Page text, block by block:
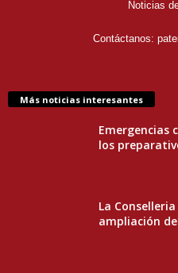
Noticias
Contáctanos:
Más noticias interesantes
Emergencias
los
La
ampliación